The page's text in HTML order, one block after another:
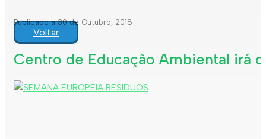
Publicado a 30 de Outubro, 2018
Voltar
Centro de Educação Ambiental irá